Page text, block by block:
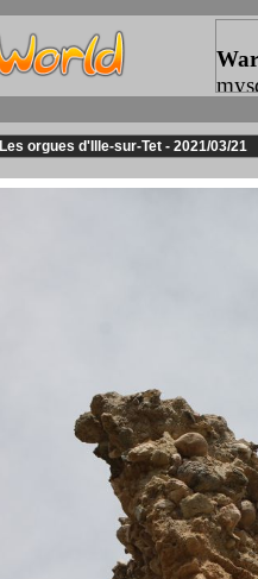
orgues d'Ille-sur-Tet - 2021/03/21